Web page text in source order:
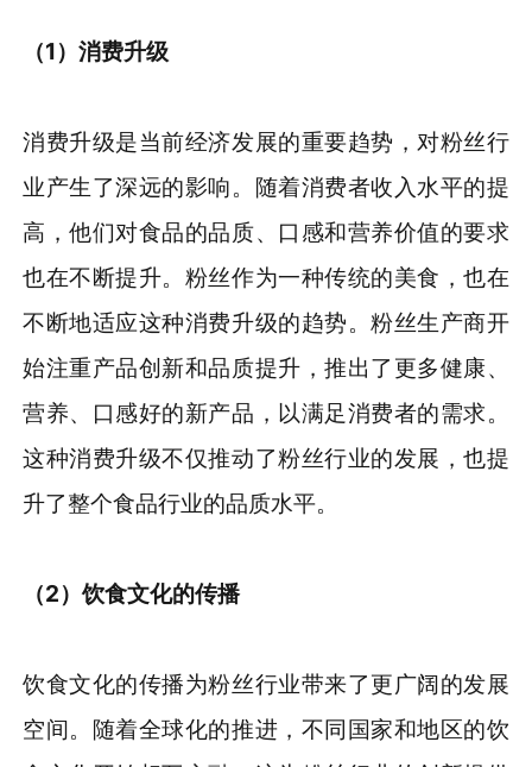
（1）消费升级
消费升级是当前经济发展的重要趋势，对粉丝行
业产生了深远的影响。随着消费者收入水平的提
高，他们对食品的品质、口感和营养价值的要求
也在不断提升。粉丝作为一种传统的美食，也在
不断地适应这种消费升级的趋势。粉丝生产商开
始注重产品创新和品质提升，推出了更多健康、
营养、口感好的新产品，以满足消费者的需求。
这种消费升级不仅推动了粉丝行业的发展，也提
升了整个食品行业的品质水平。
（2）饮食文化的传播
饮食文化的传播为粉丝行业带来了更广阔的发展
空间。随着全球化的推进，不同国家和地区的饮